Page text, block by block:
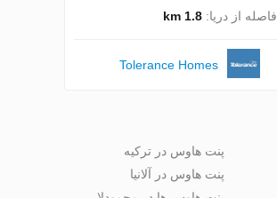
فاصله از دریا: 1.8 km
Tolerance Homes
پنت هاوس در ترکیه
پنت هاوس در آلانیا